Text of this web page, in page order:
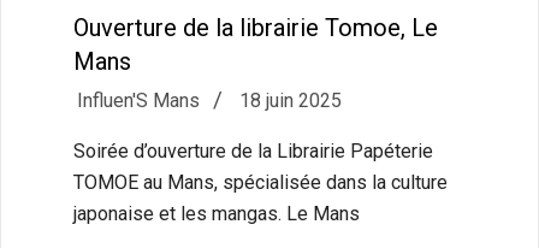
Ouverture de la librairie Tomoe, Le
Mans
2025-
18
Influen'S Mans 18 juin 2025
Soirée d’ouverture de la Librairie Papéterie
TOMOE au Mans, spécialisée dans la culture
japonaise et les mangas. Le Mans